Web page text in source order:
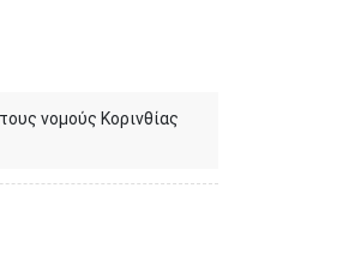
νομούς Κορινθίας